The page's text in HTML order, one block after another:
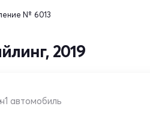
№ 6013
2019
1 автомобиль